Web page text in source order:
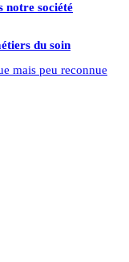
notre société
du soin
mais peu reconnue